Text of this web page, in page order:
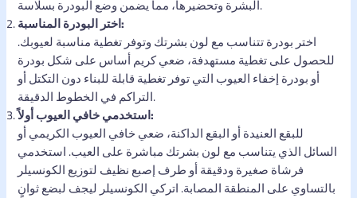
البشرة وتحضيرها، مما يضمن وضع البودرة بسلاسة.
اختر البودرة المناسبة:
اختر بودرة تتناسب مع لون بشرتك وتوفر تغطية مناسبة لعيوبك.
للحصول على تغطية مستهدفة، ضعي كريم أساس على شكل بودرة
أو بودرة إخفاء العيوب التي توفر تغطية قابلة للبناء دون التكتل أو
التراكم في الخطوط الدقيقة.
استخدمي خافي العيوب أولاً:
للبقع العنيدة أو البقع الداكنة، ضعي خافي العيوب الكريمي أو
السائل الذي يتناسب مع لون بشرتك مباشرة على العيب. استخدمي
فرشاة صغيرة ودقيقة أو طرف إصبع نظيف لتوزيع الكونسيلر
بالتساوي على المنطقة المصابة. اتركي الكونسيلر ليجف لبضع ثوانٍ